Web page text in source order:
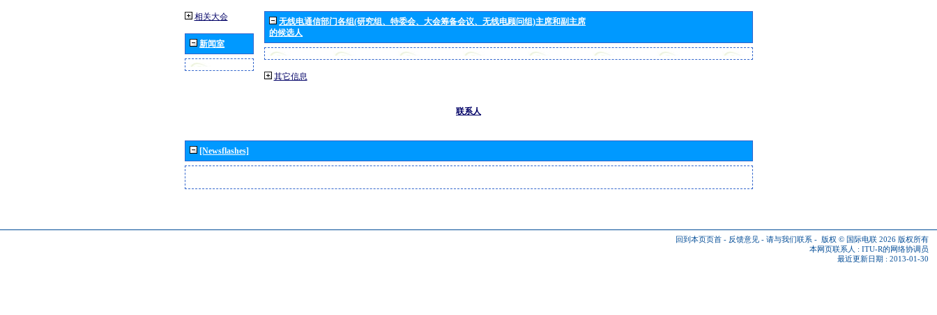
相关大会
新闻室
无线电通信部门各组(研究组、特委会、大会筹备会议、无线电顾问组)主席和副主席
的候选人
其它信息
联系人
[Newsflashes]
回到本页页首 - 反馈意见 - 请与我们联系 - 版权 © 国际电联 2026 版权所有
本网页联系人 : ITU-R的网络协调员
最近更新日期 : 2013-01-30